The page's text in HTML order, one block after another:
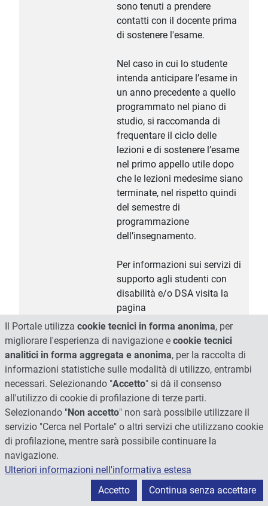
sono tenuti a prendere
contatti con il docente prima
di sostenere l'esame.
Nel caso in cui lo studente
intenda anticipare l’esame in
un anno precedente a quello
programmato nel piano di
studio, si raccomanda di
frequentare il ciclo delle
lezioni e di sostenere l’esame
nel primo appello utile dopo
che le lezioni medesime siano
terminate, nel rispetto quindi
del semestre di
programmazione
dell’insegnamento.
Per informazioni sui servizi di
supporto agli studenti con
disabilità e/o DSA visita la
pagina
http://www.unipg.it/disabilita-
e-dsa
Programma esteso
I processi formativi come
teoria ed operatività del
futuro.
Le principali conoscenze che
gli studenti acquisiranno
saranno:
- analizzare testi narrativi e
formazione al pensiero
“controfattuale”;
Il Portale utilizza cookie tecnici in forma anonima, per
migliorare l'esperienza di navigazione e cookie tecnici
analitici in forma aggregata e anonima, per la raccolta di
informazioni statistiche sulle modalità di utilizzo, entrambi
necessari. Selezionando "Accetto" si dà il consenso
all'utilizzo di cookie di profilazione di terze parti.
Selezionando "Non accetto" non sarà possibile utilizzare il
servizio "Cerca nel Portale" o altri servizi che utilizzano cookie
di profilazione, mentre sarà possibile continuare la
navigazione.
Ulteriori informazioni nell'informativa estesa
Accetto
Continua senza accettare